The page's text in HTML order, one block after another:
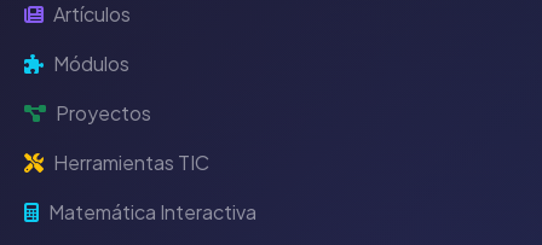
Artículos
Módulos
Proyectos
Herramientas TIC
Matemática Interactiva